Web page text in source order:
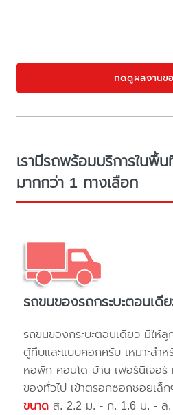
กดดูผลงานข
เรามีรถพร้อมบริการในพื้
มากกว่า 1 ทางเลือก
รถขนของรถกระบะตอนเดี
รถขนของกระบะตอนเดียว มีให้
ตู้ทึบและแบบคอกครับ เหมาะสำ
หอพัก คอนโด บ้าน เฟอร์นิเจอร์
ของทั่วไป เข้าตรอกซอกซอยเล็
ขนาด ส. 2.2 ม. - ก. 1.6 ม. - ล